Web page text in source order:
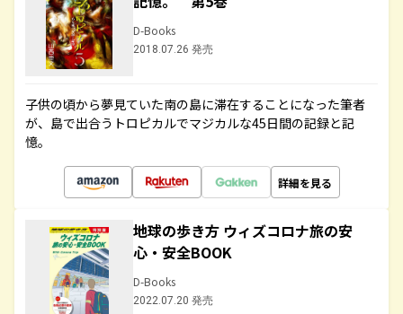
D-Books
2018.07.26 発売
子供の頃から夢見ていた南の島に滞在することになった筆者
が、島で出合うトロピカルでマジカルな45日間の記録と記
憶。
詳細を見る
地球の歩き方 ウィズコロナ旅の安
心・安全BOOK
D-Books
2022.07.20 発売